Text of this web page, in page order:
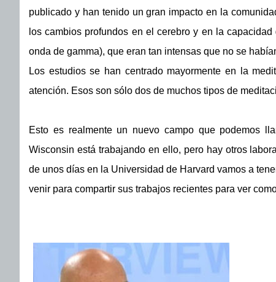
publicado y han tenido un gran impacto en la
los cambios profundos en el cerebro y en la
onda de gamma), que eran tan intensas que no se
Los estudios se han centrado mayormente en la
atención. Esos son sólo dos de muchos tipos de
Esto es realmente un nuevo campo que podemos
Wisconsin está trabajando en ello, pero hay otros
de unos días en la Universidad de Harvard vamos a
venir para compartir sus trabajos recientes para ver